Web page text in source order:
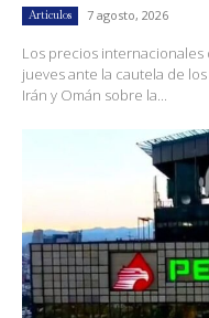
Artículos 7 agosto, 2026
Los precios
jueves ante la cautela de
Irán y Omán sobre la...